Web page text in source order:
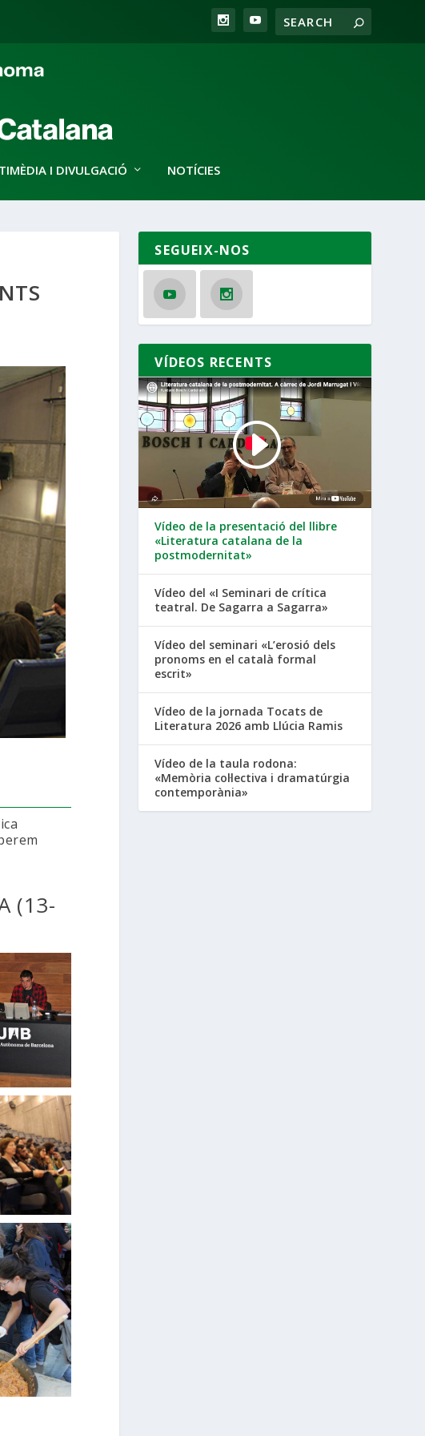
I DIVULGACIÓ NOTÍCIES
(13-
SEGUEIX-NOS
VÍDEOS RECENTS
Vídeo de la presentació del llibre
«Literatura catalana de la
postmodernitat»
Vídeo del «I Seminari de crítica
teatral. De Sagarra a Sagarra»
Vídeo del seminari «L’erosió dels
pronoms en el català formal
escrit»
Vídeo de la jornada Tocats de
Literatura 2026 amb Llúcia Ramis
Vídeo de la taula rodona:
«Memòria col·lectiva i dramatúrgia
contemporània»